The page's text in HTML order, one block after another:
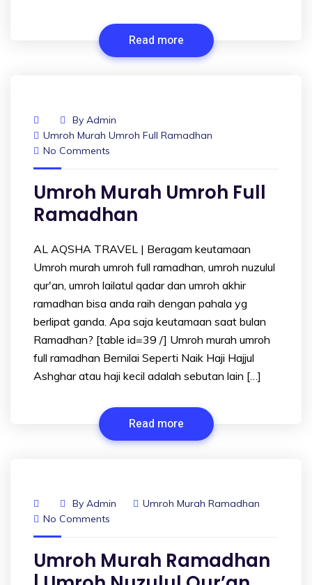
Read more
By Admin
Umroh Murah Umroh Full Ramadhan
No Comments
Umroh Murah Umroh Full
Ramadhan
AL AQSHA TRAVEL | Beragam keutamaan
Umroh murah umroh full ramadhan, umroh nuzulul
qur'an, umroh lailatul qadar dan umroh akhir
ramadhan bisa anda raih dengan pahala yg
berlipat ganda. Apa saja keutamaan saat bulan
Ramadhan? [table id=39 /] Umroh murah umroh
full ramadhan Bernilai Seperti Naik Haji Hajjul
Ashghar atau haji kecil adalah sebutan lain […]
Read more
By Admin
Umroh Murah Ramadhan
No Comments
Umroh Murah Ramadhan